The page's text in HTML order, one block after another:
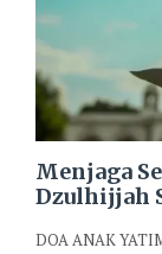
Menjaga
Dzulhijjah
DOA ANAK